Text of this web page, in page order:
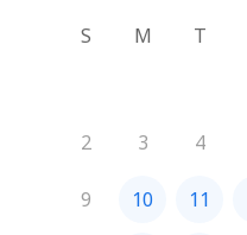
S
M T
2 3 4
9 10 11